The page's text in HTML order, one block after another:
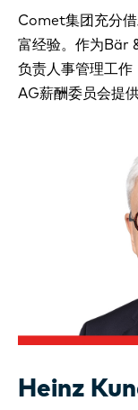
Comet集团充分
富经验。作为Bär
负责人事管理工
AG薪酬委员会提
Heinz